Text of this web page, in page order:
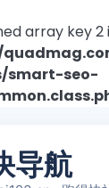
array key 2
smart-seo-